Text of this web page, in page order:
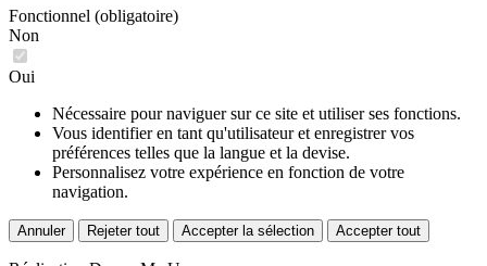
Fonctionnel (obligatoire)
Non
Oui
Nécessaire pour naviguer sur ce site et utiliser ses fonctions.
Vous identifier en tant qu'utilisateur et enregistrer vos
préférences telles que la langue et la devise.
Personnalisez votre expérience en fonction de votre
navigation.
Annuler Rejeter tout Accepter la sélection Accepter tout